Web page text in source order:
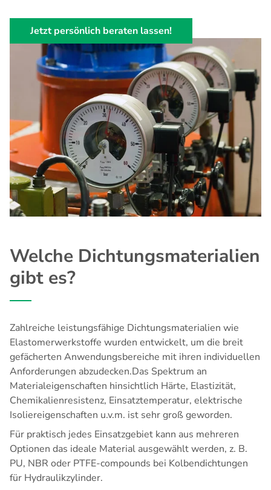
Jetzt persönlich beraten lassen!
Welche Dichtungsmaterialien
gibt es?
Zahlreiche leistungsfähige Dichtungsmaterialien wie
Elastomerwerkstoffe wurden entwickelt, um die breit
gefächerten Anwendungsbereiche mit ihren individuellen
Anforderungen abzudecken.Das Spektrum an
Materialeigenschaften hinsichtlich Härte, Elastizität,
Chemikalienresistenz, Einsatztemperatur, elektrische
Isoliereigenschaften u.v.m. ist sehr groß geworden.
Für praktisch jedes Einsatzgebiet kann aus mehreren
Optionen das ideale Material ausgewählt werden, z. B.
PU, NBR oder PTFE-compounds bei Kolbendichtungen
für Hydraulikzylinder.